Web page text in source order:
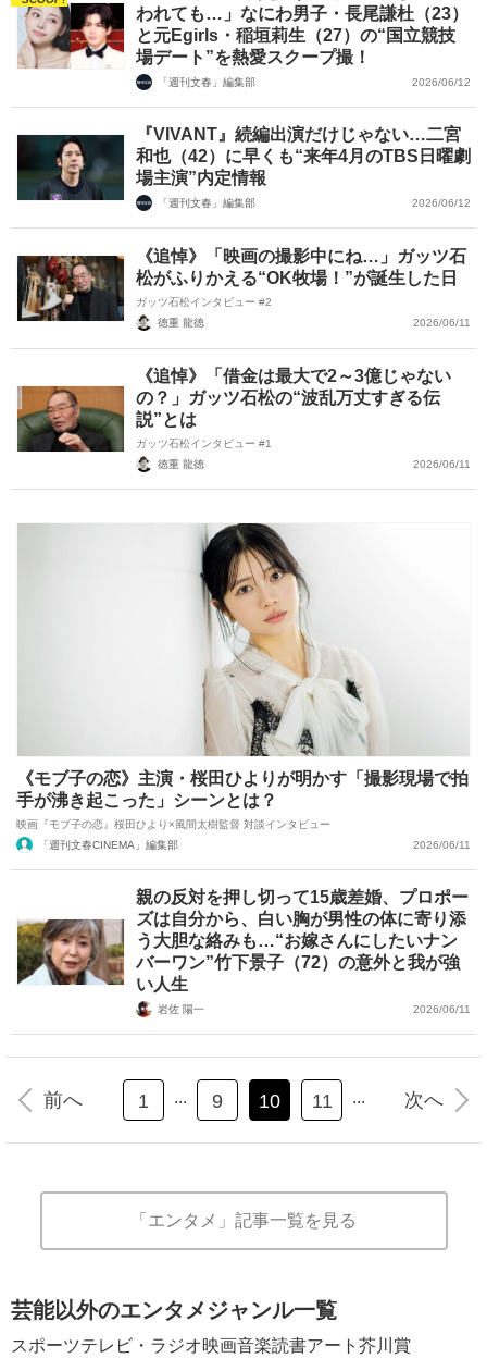
われても…」なにわ男子・長尾謙杜（23）
と元Egirls・稲垣莉生（27）の“国立競技
場デート”を熱愛スクープ撮！
「週刊文春」編集部 2026/06/12
『VIVANT』続編出演だけじゃない…二宮
和也（42）に早くも“来年4月のTBS日曜劇
場主演”内定情報
「週刊文春」編集部 2026/06/12
《追悼》「映画の撮影中にね…」ガッツ石
松がふりかえる“OK牧場！”が誕生した日
ガッツ石松インタビュー #2
徳重 龍徳
2026/06/11
《追悼》「借金は最大で2～3億じゃない
の？」ガッツ石松の“波乱万丈すぎる伝
説”とは
ガッツ石松インタビュー #1
徳重 龍徳
2026/06/11
《モブ子の恋》主演・桜田ひよりが明かす「撮影現場で拍
手が沸き起こった」シーンとは？
映画『モブ子の恋』桜田ひより×風間太樹監督 対談インタビュー
「週刊文春CINEMA」編集部
2026/06/11
親の反対を押し切って15歳差婚、プロポー
ズは自分から、白い胸が男性の体に寄り添
う大胆な絡みも…“お嫁さんにしたいナン
バーワン”竹下景子（72）の意外と我が強
い人生
岩佐 陽一 2026/06/11
前へ 1 ... 9 10 11 ... 次へ
「エンタメ」記事一覧を見る
芸能以外のエンタメジャンル一覧
スポーツテレビ・ラジオ映画音楽読書アート 芥川賞